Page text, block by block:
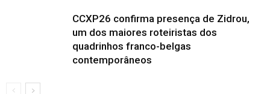
CCXP26 confirma presença de Zidrou,
um dos maiores roteiristas dos
quadrinhos franco-belgas
contemporâneos